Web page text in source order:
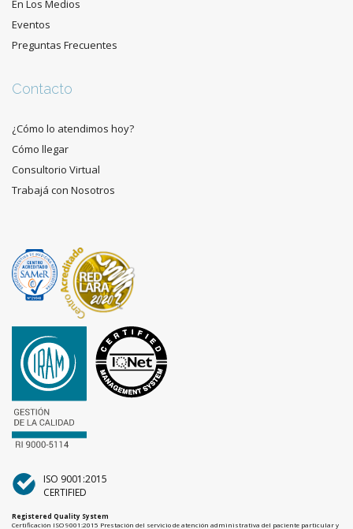
En Los Medios
Eventos
Preguntas Frecuentes
Contacto
¿Cómo lo atendimos hoy?
Cómo llegar
Consultorio Virtual
Trabajá con Nosotros
ISO 9001:2015
CERTIFIED
Registered Quality System
Certificación ISO 9001:2015 Prestación del servicio de atención administrativa del paciente particular y